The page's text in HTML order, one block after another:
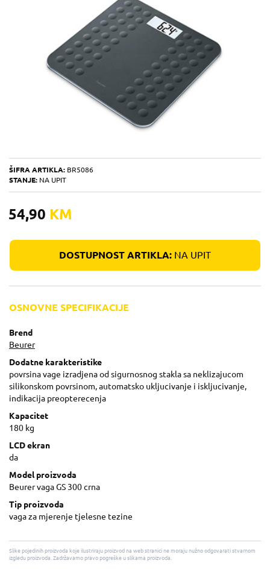
ŠIFRA ARTIKLA: BR5086
STANJE: NA UPIT
54,90 KM
DOSTUPNOST ARTIKLA: NA UPIT
OSNOVNE SPECIFIKACIJE
Brend
Beurer
Dodatne karakteristike
povrsina vage izradjena od sigurnosnog stakla sa neklizajucom
silikonskom povrsinom, automatsko ukljucivanje i iskljucivanje,
indikacija preopterecenja
Kapacitet
180 kg
LCD ekran
da
Model proizvoda
Beurer vaga GS 300 crna
Tip proizvoda
vaga za mjerenje tjelesne tezine
Slike pojedinih proizvoda koje ilustriraju proizvod na web stranici ne moraju nužno odgovarati stvarnom
izgledu proizvoda. Zadržavamo pravo pogreške u slikama proizvoda.